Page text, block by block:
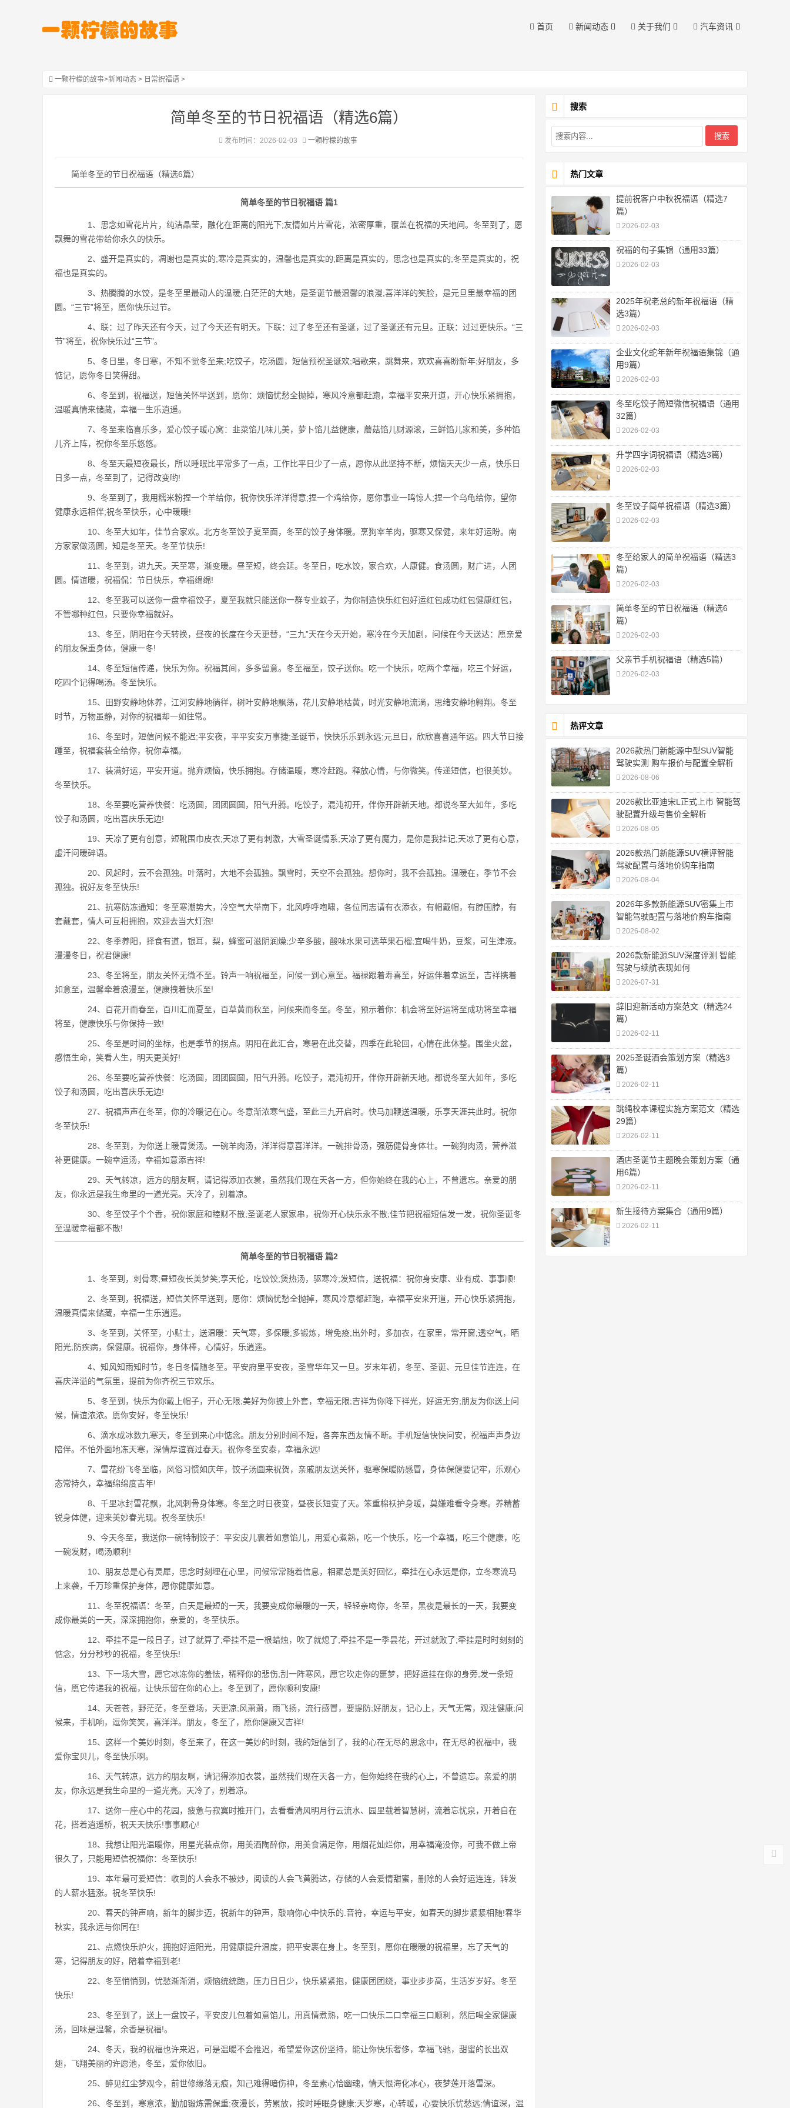
首页 新闻动态 关于我们 汽车资讯
一颗柠檬的故事>新闻动态 > 日常祝福语 >
简单冬至的节日祝福语（精选6篇）
发布时间：2026-02-03 一颗柠檬的故事
简单冬至的节日祝福语（精选6篇）
简单冬至的节日祝福语 篇1
1、思念如雪花片片，纯洁晶莹，融化在距离的阳光下;友情如片片雪花，浓密厚重，覆盖在祝福的天地间。冬至到了，愿
飘舞的雪花带给你永久的快乐。
2、盛开是真实的，凋谢也是真实的;寒冷是真实的，温馨也是真实的;距离是真实的，思念也是真实的;冬至是真实的，祝
福也是真实的。
3、热腾腾的水饺，是冬至里最动人的温暖;白茫茫的大地，是圣诞节最温馨的浪漫;喜洋洋的笑脸，是元旦里最幸福的团
圆。“三节”将至，愿你快乐过节。
4、联：过了昨天还有今天，过了今天还有明天。下联：过了冬至还有圣诞，过了圣诞还有元旦。正联：过过更快乐。“三
节”将至，祝你快乐过“三节”。
5、冬日里，冬日寒，不知不觉冬至来;吃饺子，吃汤圆，短信预祝圣诞欢;唱歌来，跳舞来，欢欢喜喜盼新年;好朋友，多
惦记，愿你冬日笑得甜。
6、冬至到，祝福送，短信关怀早送到，愿你：烦恼忧愁全抛掉，寒风冷意都赶跑，幸福平安来开道，开心快乐紧拥抱，
温暖真情来储藏，幸福一生乐逍遥。
7、冬至来临喜乐多，爱心饺子暖心窝：韭菜馅儿味儿美，萝卜馅儿益健康，蘑菇馅儿财源滚，三鲜馅儿家和美，多种馅
儿齐上阵，祝你冬至乐悠悠。
8、冬至天最短夜最长，所以睡眠比平常多了一点，工作比平日少了一点，愿你从此坚持不断，烦恼天天少一点，快乐日
日多一点，冬至到了，记得改变哟!
9、冬至到了，我用糯米粉捏一个羊给你，祝你快乐洋洋得意;捏一个鸡给你，愿你事业一鸣惊人;捏一个乌龟给你，望你
健康永远相伴;祝冬至快乐，心中暖暖!
10、冬至大如年，佳节合家欢。北方冬至饺子夏至面，冬至的饺子身体暖。烹狗宰羊肉，驱寒又保健，来年好运盼。南
方家家做汤圆，知是冬至天。冬至节快乐!
11、冬至到，进九天。天至寒，渐变暖。昼至短，终会延。冬至日，吃水饺，家合欢，人康健。食汤圆，财广进，人团
圆。情谊暖，祝福侃：节日快乐，幸福绵绵!
12、冬至我可以送你一盘幸福饺子，夏至我就只能送你一群专业蚊子，为你制造快乐红包好运红包成功红包健康红包，
不管哪种红包，只要你幸福就好。
13、冬至，阴阳在今天转换，昼夜的长度在今天更替，“三九”天在今天开始，寒冷在今天加剧，问候在今天送达：愿亲爱
的朋友保重身体，健康一冬!
14、冬至短信传递，快乐为你。祝福其间，多多留意。冬至福至，饺子送你。吃一个快乐，吃两个幸福，吃三个好运，
吃四个记得喝汤。冬至快乐。
15、田野安静地休养，江河安静地徜徉，树叶安静地飘荡，花儿安静地枯黄，时光安静地流淌，思绪安静地翱翔。冬至
时节，万物虽静，对你的祝福却一如往常。
16、冬至时，短信问候不能迟;平安夜，平平安安万事捷;圣诞节，快快乐乐到永远;元旦日，欣欣喜喜通年运。四大节日接
踵至，祝福套装全给你，祝你幸福。
17、装满好运，平安开道。抛弃烦恼，快乐拥抱。存储温暖，寒冷赶跑。释放心情，与你微笑。传递短信，也很美妙。
冬至快乐。
18、冬至要吃营养快餐：吃汤圆，团团圆圆，阳气升腾。吃饺子，混沌初开，伴你开辟新天地。都说冬至大如年，多吃
饺子和汤圆，吃出喜庆乐无边!
19、天凉了更有创意，短靴围巾皮衣;天凉了更有刺激，大雪圣诞情系;天凉了更有魔力，是你是我挂记;天凉了更有心意，
虚汗问暖碎语。
20、风起时，云不会孤独。叶落时，大地不会孤独。飘雪时，天空不会孤独。想你时，我不会孤独。温暖在，季节不会
孤独。祝好友冬至快乐!
21、抗寒防冻通知：冬至寒潮势大，冷空气大举南下，北风呼呼咆啸，各位同志请有衣添衣，有帽戴帽，有脖围脖，有
套戴套，情人可互相拥抱，欢迎去当大灯泡!
22、冬季养阳，择食有道，银耳，梨，蜂蜜可滋阴润燥;少辛多酸，酸味水果可选苹果石榴;宜喝牛奶，豆浆，可生津液。
漫漫冬日，祝君健康!
23、冬至将至，朋友关怀无微不至。铃声一响祝福至，问候一到心意至。福禄跟着寿喜至，好运伴着幸运至，吉祥携着
如意至，温馨牵着浪漫至，健康拽着快乐至!
24、百花开而春至，百川汇而夏至，百草黄而秋至，问候来而冬至。冬至，预示着你：机会将至好运将至成功将至幸福
将至，健康快乐与你保持一致!
25、冬至是时间的坐标，也是季节的拐点。阴阳在此汇合，寒暑在此交替，四季在此轮回，心情在此休整。围坐火盆，
感悟生命，笑看人生，明天更美好!
26、冬至要吃营养快餐：吃汤圆，团团圆圆，阳气升腾。吃饺子，混沌初开，伴你开辟新天地。都说冬至大如年，多吃
饺子和汤圆，吃出喜庆乐无边!
27、祝福声声在冬至，你的冷暖记在心。冬意渐浓寒气盛，至此三九开启时。快马加鞭送温暖，乐享天涯共此时。祝你
冬至快乐!
28、冬至到，为你送上暖胃煲汤。一碗羊肉汤，洋洋得意喜洋洋。一碗排骨汤，强筋健骨身体壮。一碗狗肉汤，营养滋
补更健康。一碗幸运汤，幸福如意添吉祥!
29、天气转凉，远方的朋友啊，请记得添加衣裳，虽然我们现在天各一方，但你始终在我的心上，不曾遗忘。亲爱的朋
友，你永远是我生命里的一道光亮。天冷了，别着凉。
30、冬至饺子个个香，祝你家庭和睦财不散;圣诞老人家家串，祝你开心快乐永不散;佳节把祝福短信发一发，祝你圣诞冬
至温暖幸福都不散!
简单冬至的节日祝福语 篇2
1、冬至到，刺骨寒;昼短夜长美梦笑;享天伦，吃饺饺;煲热汤，驱寒冷;发短信，送祝福：祝你身安康、业有成、事事顺!
2、冬至到，祝福送，短信关怀早送到，愿你：烦恼忧愁全抛掉，寒风冷意都赶跑，幸福平安来开道，开心快乐紧拥抱，
温暖真情来储藏，幸福一生乐逍遥。
3、冬至到，关怀至，小贴士，送温暖：天气寒，多保暖;多锻炼，增免疫;出外时，多加衣，在家里，常开窗;透空气，晒
阳光;防疾病，保健康。祝福你，身体棒，心情好，乐逍遥。
4、知风知雨知时节，冬日冬情随冬至。平安府里平安夜，圣雪华年又一旦。岁末年初，冬至、圣诞、元旦佳节连连，在
喜庆洋溢的气氛里，提前为你齐祝三节欢乐。
5、冬至到，快乐为你戴上帽子，开心无限;美好为你披上外套，幸福无限;吉祥为你降下祥光，好运无穷;朋友为你送上问
候，情谊浓浓。愿你安好，冬至快乐!
6、滴水成冰数九寒天，冬至到来心中惦念。朋友分别时间不短，各奔东西友情不断。手机短信快快问安，祝福声声身边
陪伴。不怕外面地冻天寒，深情厚谊赛过春天。祝你冬至安泰，幸福永远!
7、雪花纷飞冬至临，风俗习惯如庆年，饺子汤圆来祝贺，亲戚朋友送关怀，驱寒保暖防感冒，身体保健要记牢，乐观心
态常持久，幸福绵绵度吉年!
8、千里冰封雪花飘，北风刺骨身体寒。冬至之时日夜变，昼夜长短变了天。笨重棉袄护身暖，莫嫌难看令身寒。养精蓄
锐身体健，迎来美妙春光现。祝冬至快乐!
9、今天冬至，我送你一碗特制饺子：平安皮儿裹着如意馅儿，用爱心煮熟，吃一个快乐，吃一个幸福，吃三个健康，吃
一碗发财，喝汤顺利!
10、朋友总是心有灵犀，思念时刻埋在心里，问候常常随着信息，相聚总是美好回忆，牵挂在心永远是你，立冬寒流马
上来袭，千万珍重保护身体，愿你健康如意。
11、冬至祝福语：冬至，白天是最短的一天，我要变成你最暖的一天，轻轻亲吻你，冬至，黑夜是最长的一天，我要变
成你最美的一天，深深拥抱你，亲爱的，冬至快乐。
12、牵挂不是一段日子，过了就算了;牵挂不是一根蜡烛，吹了就熄了;牵挂不是一季昙花，开过就败了;牵挂是时时刻刻的
惦念，分分秒秒的祝福，冬至快乐!
13、下一场大雪，愿它冰冻你的羞怯，稀释你的悲伤;刮一阵寒风，愿它吹走你的噩梦，把好运挂在你的身旁;发一条短
信，愿它传递我的祝福，让快乐留在你的心上。冬至到了，愿你顺利安康!
14、天苍苍，野茫茫，冬至登场，天更凉;风萧萧，雨飞扬，流行感冒，要提防;好朋友，记心上，天气无常，观注健康;问
候来，手机响，逗你笑笑，喜洋洋。朋友，冬至了，愿你健康又吉祥!
15、这样一个美妙时刻，冬至来了，在这一美妙的时刻，我的短信到了，我的心在无尽的思念中，在无尽的祝福中，我
爱你宝贝儿，冬至快乐啊。
16、天气转凉，远方的朋友啊，请记得添加衣裳，虽然我们现在天各一方，但你始终在我的心上，不曾遗忘。亲爱的朋
友，你永远是我生命里的一道光亮。天冷了，别着凉。
17、送你一座心中的花园，疲惫与寂寞时推开门，去看看清风明月行云流水、园里载着智慧树，流着忘忧泉，开着自在
花，搭着逍遥桥，祝天天快乐!事事顺心!
18、我想让阳光温暖你，用星光装点你，用美酒陶醉你，用美食满足你，用烟花灿烂你，用幸福淹没你，可我不做上帝
很久了，只能用短信祝福你：冬至快乐!
19、本年最可爱短信：收到的人会永不被炒，阅读的人会飞黄腾达，存储的人会爱情甜蜜，删除的人会好运连连，转发
的人薪水猛涨。祝冬至快乐!
20、春天的钟声响，新年的脚步迈，祝新年的钟声，敲响你心中快乐的.音符，幸运与平安，如春天的脚步紧紧相随!春华
秋实，我永远与你同在!
21、点燃快乐炉火，拥抱好运阳光，用健康提升温度，把平安裹在身上。冬至到，愿你在暖暖的祝福里，忘了天气的
寒，记得朋友的好，陪着幸福到老!
22、冬至悄悄到，忧愁渐渐消，烦恼统统跑，压力日日少，快乐紧紧抱，健康团团绕，事业步步高，生活岁岁好。冬至
快乐!
23、冬至到了，送上一盘饺子，平安皮儿包着如意馅儿，用真情煮熟，吃一口快乐二口幸福三口顺利，然后喝全家健康
汤，回味是温馨，余香是祝福!。
24、冬天，我的祝福也许来迟，可是温暖不会推迟，希望爱你这份坚持，能让你快乐奢侈，幸福飞驰，甜蜜的长出双
翅，飞翔美丽的许愿池，冬至，爱你依旧。
25、醉见红尘梦观今，前世修缘落无痕，知己难得暗伤神，冬至素心恰幽魂，情天恨海化冰心，夜梦莲开落雪深。
26、冬至到，寒意浓，勤加锻炼需保重;夜漫长，劳累放，按时睡眠身健康;天岁寒，心转暖，心要快乐忧愁远;情谊深，温
搜索
热门文章
提前祝客户中秋祝福语（精选7
篇）
2026-02-03
祝福的句子集锦（通用33篇）
2026-02-03
2025年祝老总的新年祝福语（精
选3篇）
2026-02-03
企业文化蛇年新年祝福语集锦（通
用9篇）
2026-02-03
冬至吃饺子简短微信祝福语（通用
32篇）
2026-02-03
升学四字词祝福语（精选3篇）
2026-02-03
冬至饺子简单祝福语（精选3篇）
2026-02-03
冬至给家人的简单祝福语（精选3
篇）
2026-02-03
简单冬至的节日祝福语（精选6
篇）
2026-02-03
父亲节手机祝福语（精选5篇）
2026-02-03
热评文章
2026款热门新能源中型SUV智能
驾驶实测 购车报价与配置全解析
2026-08-06
2026款比亚迪宋L正式上市 智能驾
驶配置升级与售价全解析
2026-08-05
2026款热门新能源SUV横评智能
驾驶配置与落地价购车指南
2026-08-04
2026年多款新能源SUV密集上市
智能驾驶配置与落地价购车指南
2026-08-02
2026款新能源SUV深度评测 智能
驾驶与续航表现如何
2026-07-31
辞旧迎新活动方案范文（精选24
篇）
2026-02-11
2025圣诞酒会策划方案（精选3
篇）
2026-02-11
跳绳校本课程实施方案范文（精选
29篇）
2026-02-11
酒店圣诞节主题晚会策划方案（通
用6篇）
2026-02-11
新生接待方案集合（通用9篇）
2026-02-11